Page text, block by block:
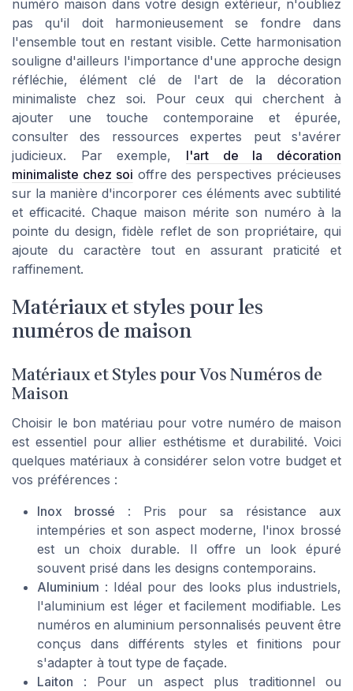
numéro maison dans votre design extérieur, n'oubliez
pas qu'il doit harmonieusement se fondre dans
l'ensemble tout en restant visible. Cette harmonisation
souligne d'ailleurs l'importance d'une approche design
réfléchie, élément clé de l'art de la décoration
minimaliste chez soi. Pour ceux qui cherchent à
ajouter une touche contemporaine et épurée,
consulter des ressources expertes peut s'avérer
judicieux. Par exemple, l'art de la décoration
minimaliste chez soi offre des perspectives précieuses
sur la manière d'incorporer ces éléments avec subtilité
et efficacité. Chaque maison mérite son numéro à la
pointe du design, fidèle reflet de son propriétaire, qui
ajoute du caractère tout en assurant praticité et
raffinement.
Matériaux et styles pour les
numéros de maison
Matériaux et Styles pour Vos Numéros de
Maison
Choisir le bon matériau pour votre numéro de maison
est essentiel pour allier esthétisme et durabilité. Voici
quelques matériaux à considérer selon votre budget et
vos préférences :
Inox brossé : Pris pour sa résistance aux
intempéries et son aspect moderne, l'inox brossé
est un choix durable. Il offre un look épuré
souvent prisé dans les designs contemporains.
Aluminium : Idéal pour des looks plus industriels,
l'aluminium est léger et facilement modifiable. Les
numéros en aluminium personnalisés peuvent être
conçus dans différents styles et finitions pour
s'adapter à tout type de façade.
Laiton : Pour un aspect plus traditionnel ou